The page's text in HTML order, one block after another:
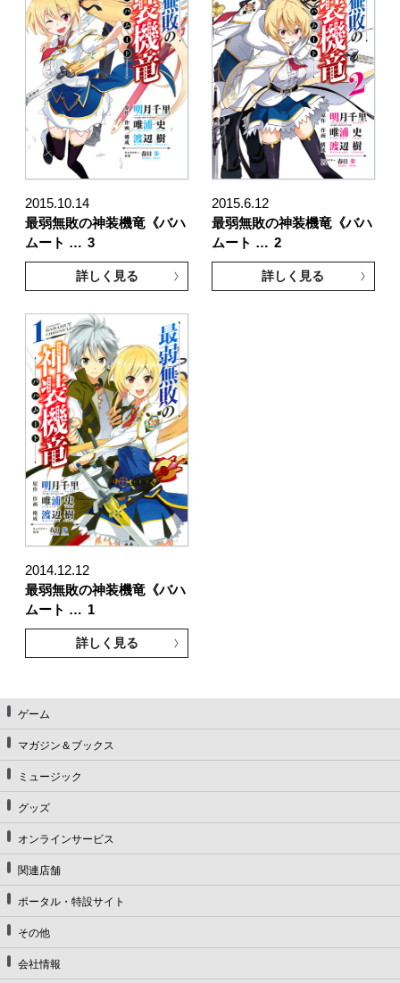
2015.10.14
最弱無敗の神装機竜《バハ
ムート … 3
詳しく見る
2015.6.12
最弱無敗の神装機竜《バハ
ムート … 2
詳しく見る
2014.12.12
最弱無敗の神装機竜《バハ
ムート … 1
詳しく見る
ゲーム
マガジン＆ブックス
ミュージック
グッズ
オンラインサービス
関連店舗
ポータル・特設サイト
その他
会社情報